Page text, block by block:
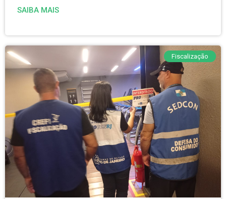
SAIBA MAIS
Fiscalização